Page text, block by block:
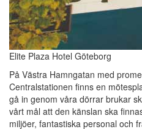
Elite Plaza Hotel Göteborg
På Västra Hamngatan med
Centralstationen finns en
gå in genom våra dörrar brukar
vårt mål att den känslan ska
miljöer, fantastiska personal och